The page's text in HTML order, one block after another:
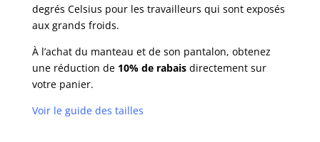
degrés Celsius pour les travailleurs qui sont exposés
aux grands froids.
À l’achat du manteau et de son pantalon, obtenez
une réduction de 10% de rabaisdirectement sur
votre panier.
Voir le guide des tailles